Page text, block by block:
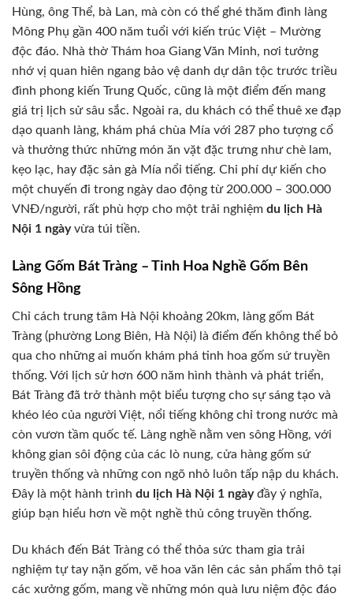
Hùng, ông Thể, bà Lan, mà còn có thể ghé thăm đình làng
Mông Phụ gần 400 năm tuổi với kiến trúc Việt – Mường
độc đáo. Nhà thờ Thám hoa Giang Văn Minh, nơi tưởng
nhớ vị quan hiên ngang bảo vệ danh dự dân tộc trước triều
đình phong kiến Trung Quốc, cũng là một điểm đến mang
giá trị lịch sử sâu sắc. Ngoài ra, du khách có thể thuê xe đạp
dạo quanh làng, khám phá chùa Mía với 287 pho tượng cổ
và thưởng thức những món ăn vặt đặc trưng như chè lam,
kẹo lạc, hay đặc sản gà Mía nổi tiếng. Chi phí dự kiến cho
một chuyến đi trong ngày dao động từ 200.000 – 300.000
VNĐ/người, rất phù hợp cho một trải nghiệm du lịch Hà
Nội 1 ngàyvừa túi tiền.
Làng Gốm Bát Tràng – Tinh Hoa Nghề Gốm Bên
Sông Hồng
Chỉ cách trung tâm Hà Nội khoảng 20km, làng gốm Bát
Tràng (phường Long Biên, Hà Nội) là điểm đến không thể bỏ
qua cho những ai muốn khám phá tinh hoa gốm sứ truyền
thống. Với lịch sử hơn 600 năm hình thành và phát triển,
Bát Tràng đã trở thành một biểu tượng cho sự sáng tạo và
khéo léo của người Việt, nổi tiếng không chỉ trong nước mà
còn vươn tầm quốc tế. Làng nghề nằm ven sông Hồng, với
không gian sôi động của các lò nung, cửa hàng gốm sứ
truyền thống và những con ngõ nhỏ luôn tấp nập du khách.
Đây là một hành trình du lịch Hà Nội 1 ngàyđầy ý nghĩa,
giúp bạn hiểu hơn về một nghề thủ công truyền thống.
Du khách đến Bát Tràng có thể thỏa sức tham gia trải
nghiệm tự tay nặn gốm, vẽ hoa văn lên các sản phẩm thô tại
các xưởng gốm, mang về những món quà lưu niệm độc đáo